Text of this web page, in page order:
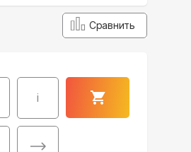
Сравнить
i